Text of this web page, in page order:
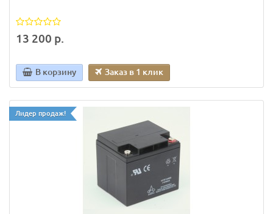
13 200 р.
В корзину Заказ в 1 клик
Лидер продаж!